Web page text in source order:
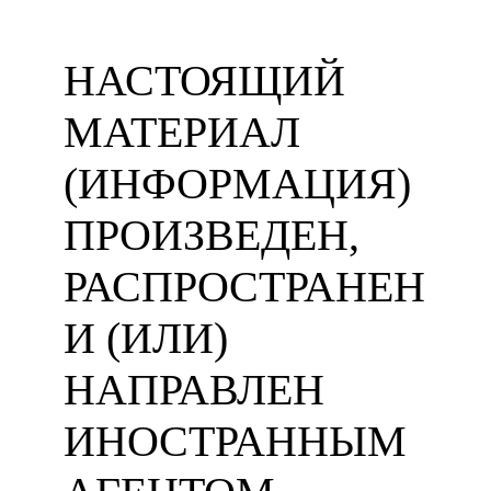
НАСТОЯЩИЙ
МАТЕРИАЛ
(ИНФОРМАЦИЯ)
ПРОИЗВЕДЕН,
РАСПРОСТРАНЕН
И (ИЛИ)
НАПРАВЛЕН
ИНОСТРАННЫМ